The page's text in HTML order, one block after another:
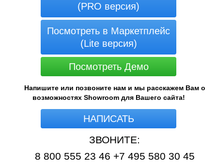
(PRO версия)
Посмотреть в Маркетплейс
(Lite версия)
Посмотреть Демо
Напишите или позвоните нам и мы расскажем Вам о
возможностях Showroom для Вашего сайта!
НАПИСАТЬ
ЗВОНИТЕ:
8 800 555 23 46 +7 495 580 30 45